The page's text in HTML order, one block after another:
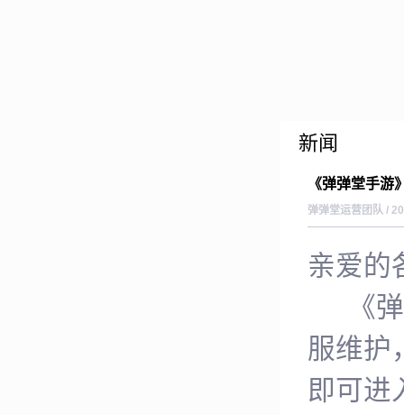
新闻
《弹弹堂手游
弹弹堂运营团队 /
亲爱的
《弹
服维护
即可进